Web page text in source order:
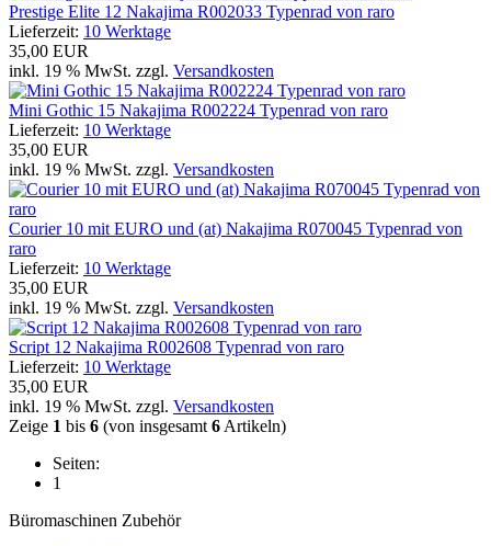
Prestige Elite 12 Nakajima R002033 Typenrad von raro
Lieferzeit: 10 Werktage
35,00 EUR
inkl. 19 % MwSt. zzgl. Versandkosten
Mini Gothic 15 Nakajima R002224 Typenrad von raro
Lieferzeit: 10 Werktage
35,00 EUR
inkl. 19 % MwSt. zzgl. Versandkosten
Courier 10 mit EURO und (at) Nakajima R070045 Typenrad von
raro
Lieferzeit: 10 Werktage
35,00 EUR
inkl. 19 % MwSt. zzgl. Versandkosten
Script 12 Nakajima R002608 Typenrad von raro
Lieferzeit: 10 Werktage
35,00 EUR
inkl. 19 % MwSt. zzgl. Versandkosten
Zeige 1 bis 6 (von insgesamt 6 Artikeln)
Seiten:
1
Büromaschinen Zubehör